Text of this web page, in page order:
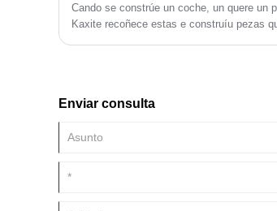
Cando se constrúe un coche, un quere un
Kaxite recoñece estas e construíu pezas
Enviar consulta